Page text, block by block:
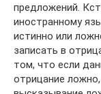
предложений.
иностранному
истинно или
записать в
том, что если
отрицание